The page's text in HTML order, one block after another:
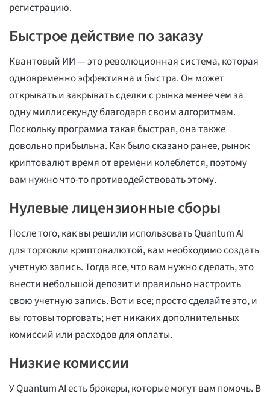
регистрацию.
Быстрое действие по заказу
Квантовый ИИ — это революционная система, которая
одновременно эффективна и быстра. Он может
открывать и закрывать сделки с рынка менее чем за
одну миллисекунду благодаря своим алгоритмам.
Поскольку программа такая быстрая, она также
довольно прибыльна. Как было сказано ранее, рынок
криптовалют время от времени колеблется, поэтому
вам нужно что-то противодействовать этому.
Нулевые лицензионные сборы
После того, как вы решили использовать Quantum AI
для торговли криптовалютой, вам необходимо создать
учетную запись. Тогда все, что вам нужно сделать, это
внести небольшой депозит и правильно настроить
свою учетную запись. Вот и все; просто сделайте это, и
вы готовы торговать; нет никаких дополнительных
комиссий или расходов для оплаты.
Низкие комиссии
У Quantum AI есть брокеры, которые могут вам помочь. В